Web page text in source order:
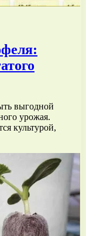
выгодной
урожая.
культурой,